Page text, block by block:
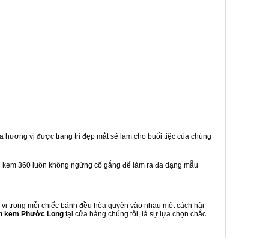
vị được trang trí đẹp mắt sẽ làm cho buổi tiệc của chúng
360 luôn không ngừng cố gắng để làm ra đa dạng mẫu
mỗi chiếc bánh đều hòa quyện vào nhau một cách hài
kem Phước Long tại cửa hàng chúng tôi, là sự lựa chọn chắc